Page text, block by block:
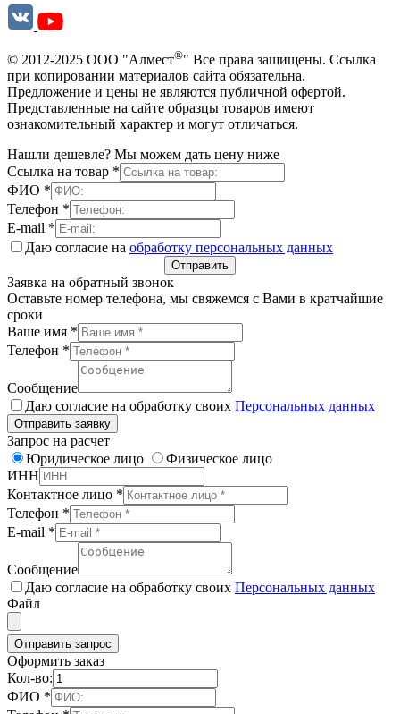
© 2012-2025 ООО "Алмест®" Все права защищены. Ссылка
при копировании материалов сайта обязательна.
Предложение и цены не являются публичной офертой.
Представленные на сайте образцы товаров имеют
ознакомительный характер и могут отличаться.
Нашли дешевле? Мы можем дать цену ниже
Ссылка на товар *
ФИО *
Телефон *
E-mail *
Даю согласие на обработку персональных данных
Отправить
Заявка на обратный звонок
Оставьте номер телефона, мы свяжемся с Вами в кратчайшие
сроки
Ваше имя *
Телефон *
Сообщение
Даю согласие на обработку своих Персональных данных
Отправить заявку
Запрос на расчет
Юридическое лицо
Физическое лицо
ИНН
Контактное лицо *
Телефон *
E-mail *
Сообщение
Даю согласие на обработку своих Персональных данных
Файл
Отправить запрос
Оформить заказ
Кол-во:
ФИО *